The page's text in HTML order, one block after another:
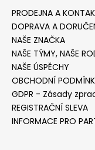
PRODEJNA A
DOPRAVA A
NAŠE ZNAČKA
NAŠE TÝMY, NAŠE
NAŠE ÚSPĚCHY
OBCHODNÍ
GDPR - Zásady
REGISTRAČNÍ SLEVA
INFORMACE PRO